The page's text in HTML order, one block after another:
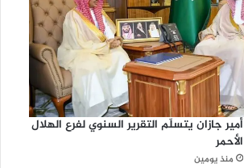
أمير جازان يتسلّم التقرير السنوي لفرع الهلال
الأحمر
منذ يومين